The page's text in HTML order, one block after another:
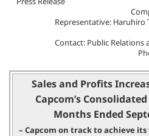
Representative: Haruhiro
Contact: Public Relations
Sales and Profits
Capcom’s
Months Ended
– Capcom on track to achieve